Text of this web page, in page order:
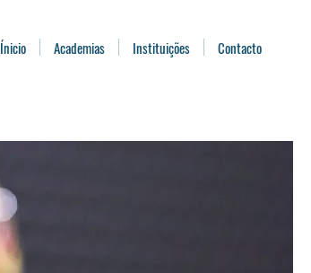
Ínicio Academias Instituições Contacto